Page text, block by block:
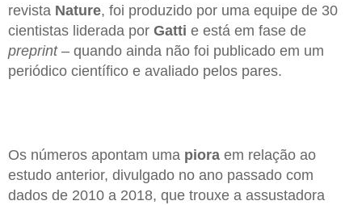
revista Nature, foi produzido por uma equipe de 30
cientistas liderada por Gatti e está em fase de
preprint– quando ainda não foi publicado em um
periódico científico e avaliado pelos pares.
Os números apontam uma piora em relação ao
estudo anterior, divulgado no ano passado com
dados de 2010 a 2018, que trouxe a assustadora